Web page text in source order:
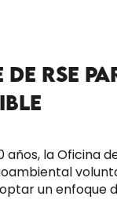
DE RSE
años, la Oficina
un enfoque